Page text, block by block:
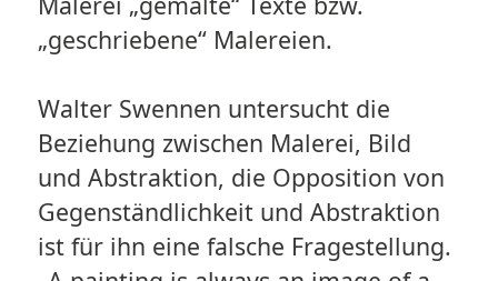
„geschriebene“ Malereien.
Walter Swennen untersucht die
Beziehung zwischen Malerei, Bild
und Abstraktion, die Opposition von
Gegenständlichkeit und Abstraktion
ist für ihn eine falsche Fragestellung.